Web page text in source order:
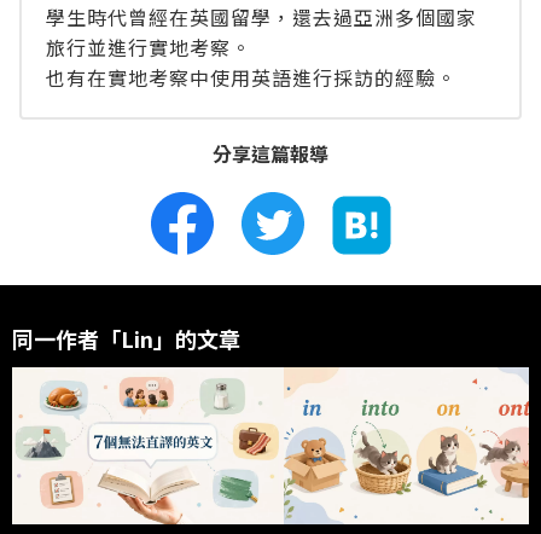
學生時代曾經在英國留學，還去過亞洲多個國家
旅行並進行實地考察。
也有在實地考察中使用英語進行採訪的經驗。
分享這篇報導
同一作者「Lin」的文章